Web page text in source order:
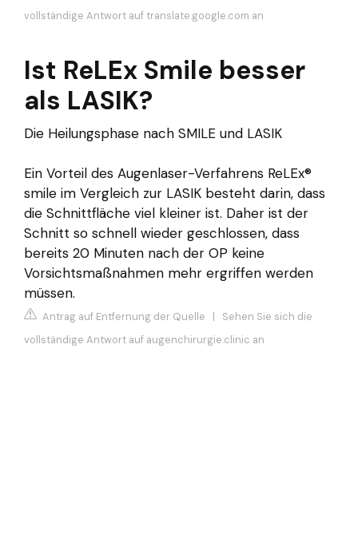
vollständige Antwort auf translate.google.com an
Ist ReLEx Smile besser
als LASIK?
Die Heilungsphase nach SMILE und LASIK
Ein Vorteil des Augenlaser-Verfahrens ReLEx®
smile im Vergleich zur LASIK besteht darin, dass
die Schnittfläche viel kleiner ist. Daher ist der
Schnitt so schnell wieder geschlossen, dass
bereits 20 Minuten nach der OP keine
Vorsichtsmaßnahmen mehr ergriffen werden
müssen.
Antrag auf Entfernung der Quelle | Sehen Sie sich die
vollständige Antwort auf augenchirurgie.clinic an